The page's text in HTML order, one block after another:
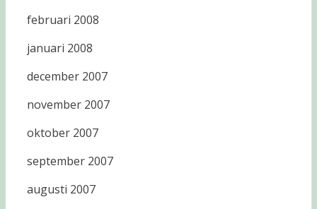
februari 2008
januari 2008
december 2007
november 2007
oktober 2007
september 2007
augusti 2007